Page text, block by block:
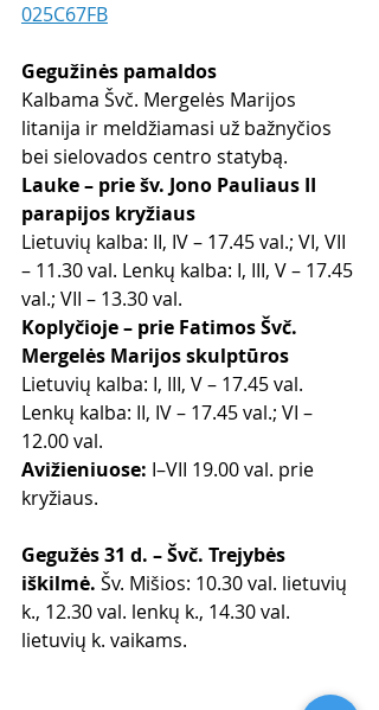
025C67FB
Gegužinės pamaldos
Kalbama Švč. Mergelės Marijos
litanija ir meldžiamasi už bažnyčios
bei sielovados centro statybą.
Lauke – prie šv. Jono Pauliaus II
parapijos kryžiaus
Lietuvių kalba: II, IV – 17.45 val.; VI, VII
– 11.30 val. Lenkų kalba: I, III, V – 17.45
val.; VII – 13.30 val.
Koplyčioje – prie Fatimos Švč.
Mergelės Marijos skulptūros
Lietuvių kalba: I, III, V – 17.45 val.
Lenkų kalba: II, IV – 17.45 val.; VI –
12.00 val.
Avižieniuose: I–VII 19.00 val. prie
kryžiaus.
Gegužės 31 d. – Švč. Trejybės
iškilmė. Šv. Mišios: 10.30 val. lietuvių
k., 12.30 val. lenkų k., 14.30 val.
lietuvių k. vaikams.